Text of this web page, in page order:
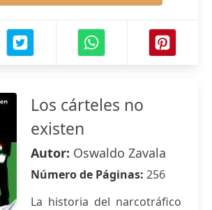
Los cárteles no
existen
Autor: Oswaldo Zavala
Número de Páginas: 256
La historia del narcotráfico